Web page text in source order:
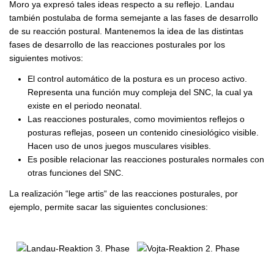
Moro ya expresó tales ideas respecto a su reflejo. Landau
también postulaba de forma semejante a las fases de desarrollo
de su reacción postural. Mantenemos la idea de las distintas
fases de desarrollo de las reacciones posturales por los
siguientes motivos:
El control automático de la postura es un proceso activo.
Representa una función muy compleja del SNC, la cual ya
existe en el periodo neonatal.
Las reacciones posturales, como movimientos reflejos o
posturas reflejas, poseen un contenido cinesiológico visible.
Hacen uso de unos juegos musculares visibles.
Es posible relacionar las reacciones posturales normales con
otras funciones del SNC.
La realización “lege artis“ de las reacciones posturales, por
ejemplo, permite sacar las siguientes conclusiones: